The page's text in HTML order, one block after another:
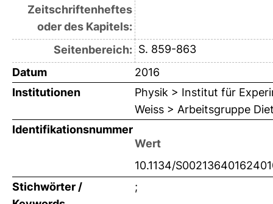
Zeitschriftenheftes
oder des Kapitels:
Seitenbereich: S. 859-863
Datum
2016
Institutionen
Physik > Institut für
Weiss > Arbeitsgruppe
Identifikationsnummer
Wert
10.1134/
Stichwörter /
;